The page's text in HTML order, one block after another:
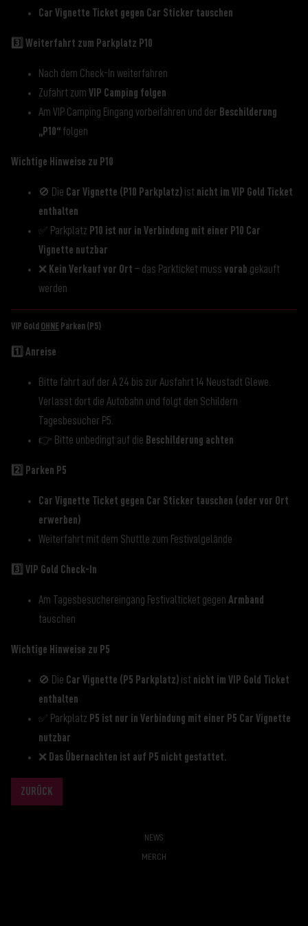
Car Vignette Ticket gegen Car Sticker tauschen
3️⃣ Weiterfahrt zum Parkplatz P10
Nach dem Check-In weiterfahren
Zufahrt zum VIP Camping folgen
Am VIP Camping Eingang vorbeifahren und der Beschilderung
„P10“ folgen
Wichtige Hinweise zu P10
🚫 Die Car Vignette (P10 Parkplatz) ist nicht im VIP Gold Ticket
enthalten
✅ Parkplatz P10 ist nur in Verbindung mit einer P10 Car
Vignette nutzbar
❌ Kein Verkauf vor Ort – das Parkticket muss vorab gekauft
werden
VIP Gold OHNE Parken (P5)
1️⃣ Anreise
Bitte fahrt auf der A 24 bis zur Ausfahrt 14 Neustadt Glewe.
Verlasst dort die Autobahn und folgt den Schildern
Tagesbesucher P5.
👉 Bitte unbedingt auf die Beschilderung achten
2️⃣ Parken P5
Car Vignette Ticket gegen Car Sticker tauschen (oder vor Ort
erwerben)
Weiterfahrt mit dem Shuttle zum Festivalgelände
3️⃣ VIP Gold Check-In
Am Tagesbesuchereingang Festivalticket gegen Armband
tauschen
Wichtige Hinweise zu P5
🚫 Die Car Vignette (P5 Parkplatz) ist nicht im VIP Gold Ticket
enthalten
✅ Parkplatz P5 ist nur in Verbindung mit einer P5 Car Vignette
nutzbar
❌ Das Übernachten ist auf P5 nicht gestattet.
ZURÜCK
NEWS
MERCH